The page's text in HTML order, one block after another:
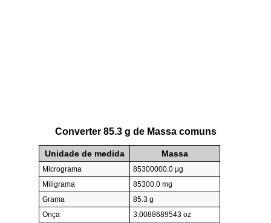
Converter 85.3 g de Massa comuns
Unidade de medida Massa
Micrograma
85300000.0 µg
Miligrama
85300.0 mg
Grama
85.3 g
Onça
3.0088689543 oz